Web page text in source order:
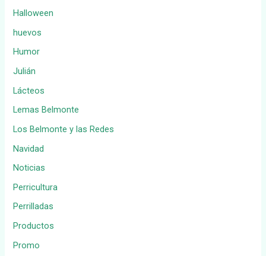
Halloween
huevos
Humor
Julián
Lácteos
Lemas Belmonte
Los Belmonte y las Redes
Navidad
Noticias
Perricultura
Perrilladas
Productos
Promo